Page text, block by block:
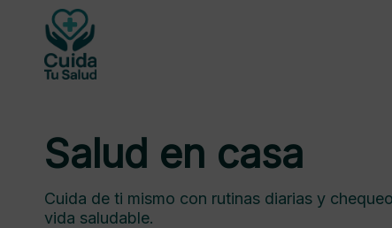
Salud en casa
Cuida de ti mismo con rutinas diarias y
vida saludable.